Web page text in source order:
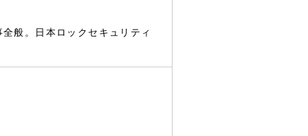
般。日本ロックセキュリティ